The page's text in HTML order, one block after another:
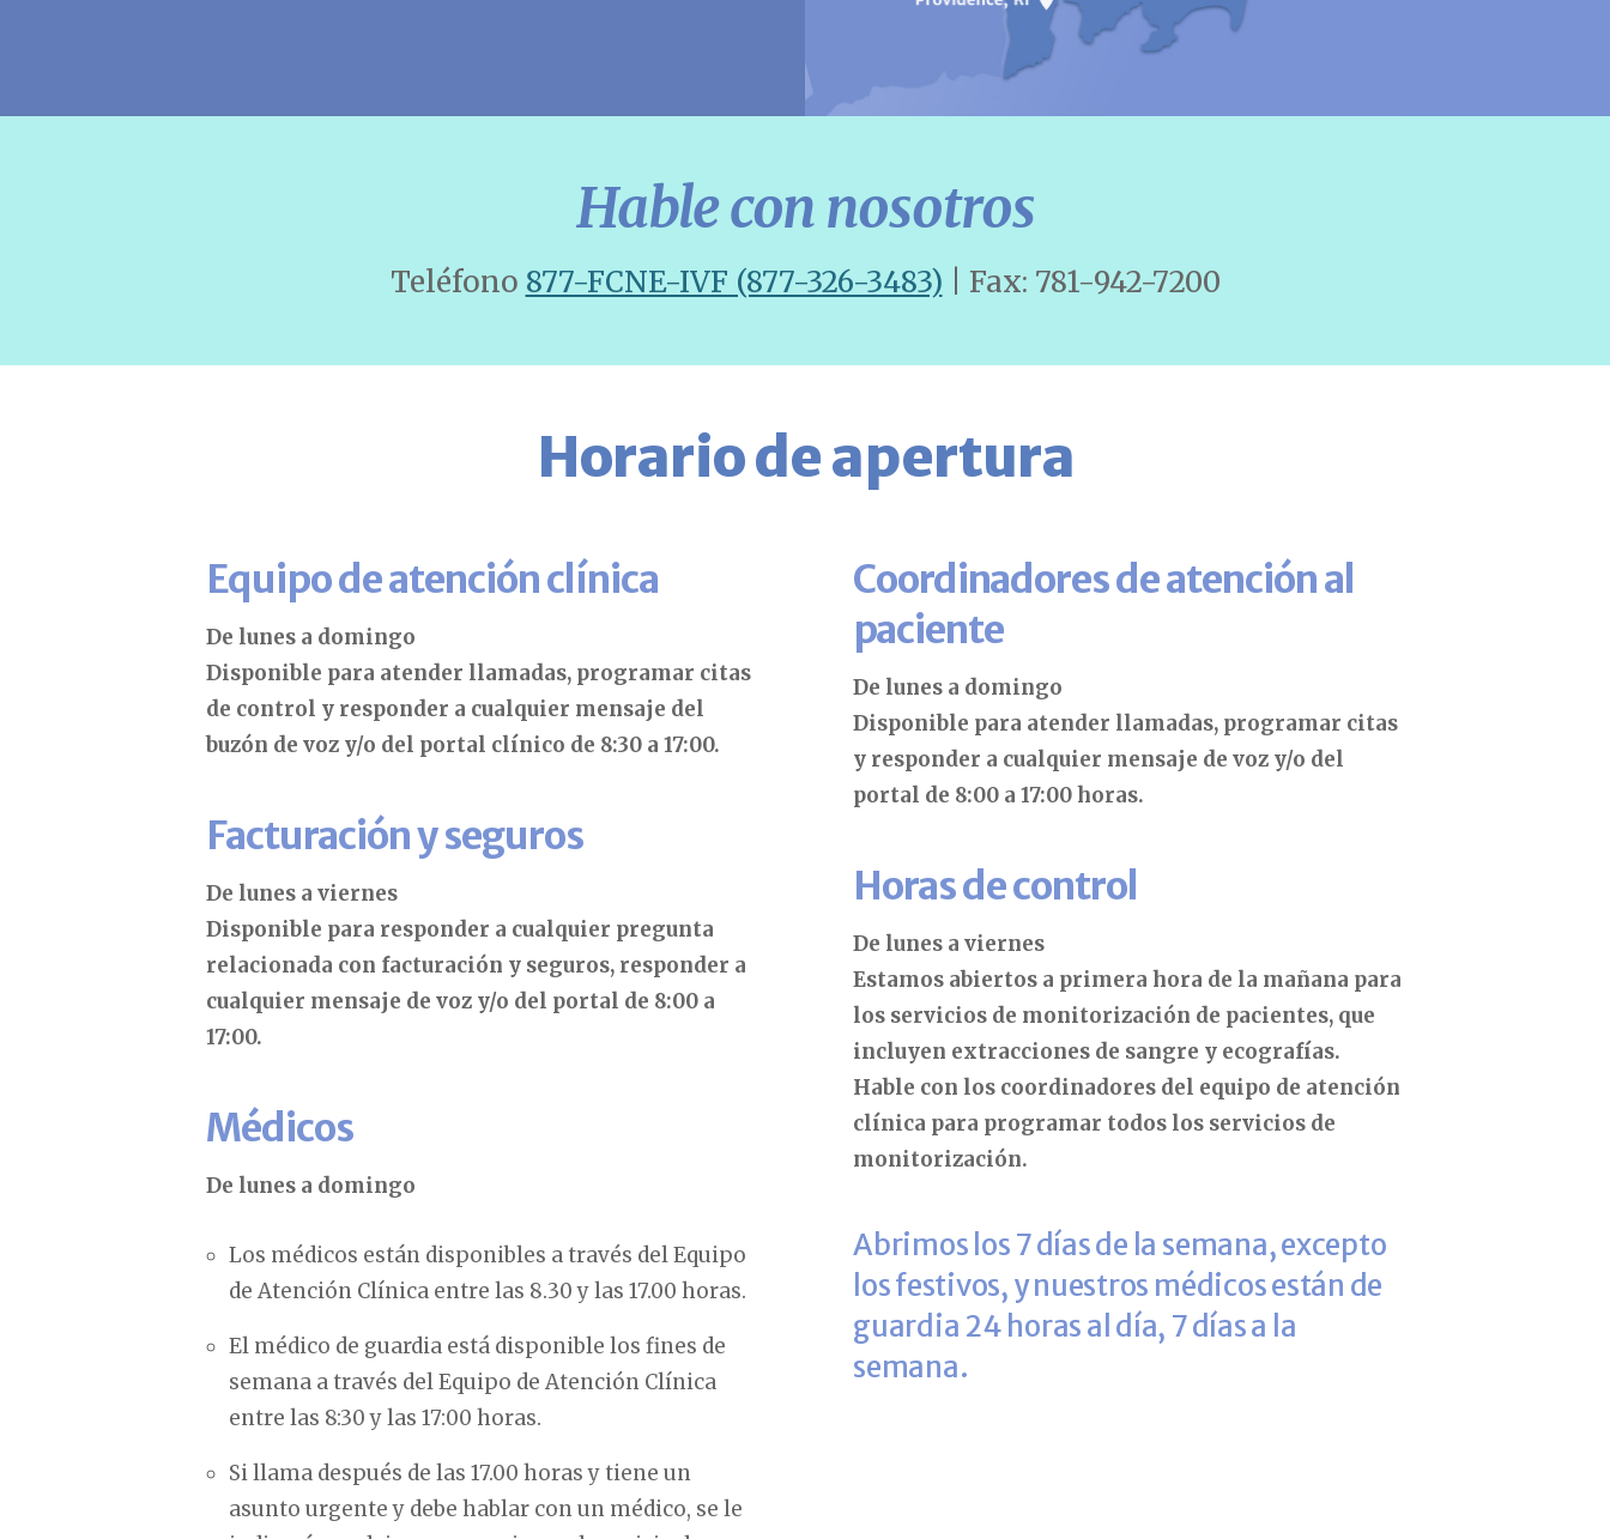
Hable con nosotros
Teléfono 877-FCNE-IVF (877-326-3483) | Fax: 781-942-7200
Horario de apertura
Equipo de atención clínica
De lunes a domingo
Disponible para atender llamadas, programar citas
de control y responder a cualquier mensaje del
buzón de voz y/o del portal clínico de 8:30 a 17:00.
Facturación y seguros
De lunes a viernes
Disponible para responder a cualquier pregunta
relacionada con facturación y seguros, responder a
cualquier mensaje de voz y/o del portal de 8:00 a
17:00.
Médicos
De lunes a domingo
Los médicos están disponibles a través del Equipo
de Atención Clínica entre las 8.30 y las 17.00 horas.
El médico de guardia está disponible los fines de
semana a través del Equipo de Atención Clínica
entre las 8:30 y las 17:00 horas.
Si llama después de las 17.00 horas y tiene un
asunto urgente y debe hablar con un médico, se le
Coordinadores de atención al
paciente
De lunes a domingo
Disponible para atender llamadas, programar citas
y responder a cualquier mensaje de voz y/o del
portal de 8:00 a 17:00 horas.
Horas de control
De lunes a viernes
Estamos abiertos a primera hora de la mañana para
los servicios de monitorización de pacientes, que
incluyen extracciones de sangre y ecografías.
Hable con los coordinadores del equipo de atención
clínica para programar todos los servicios de
monitorización.
Abrimos los 7 días de la semana, excepto
los festivos, y nuestros médicos están de
guardia 24 horas al día, 7 días a la
semana.